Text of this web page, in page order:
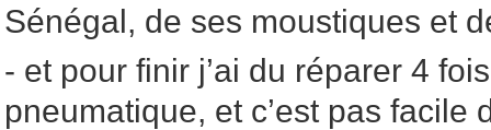
Sénégal, de ses moustiques et
- et pour finir j’ai du réparer 4
pneumatique, et c’est pas facile